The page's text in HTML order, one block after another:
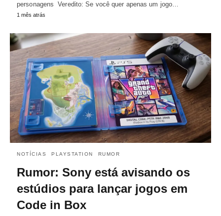
personagens Veredito: Se você quer apenas um jogo…
1 mês atrás
NOTÍCIAS PLAYSTATION RUMOR
Rumor: Sony está avisando os
estúdios para lançar jogos em
Code in Box